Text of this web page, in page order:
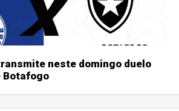
neste domingo duelo
Botafogo